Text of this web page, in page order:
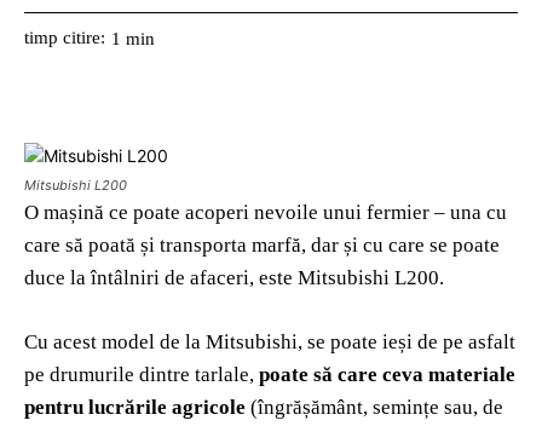
timp citire: 1 min
Mitsubishi L200
O mașină ce poate acoperi nevoile unui fermier – una cu
care să poată și transporta marfă, dar și cu care se poate
duce la întâlniri de afaceri, este Mitsubishi L200.
Cu acest model de la Mitsubishi, se poate ieși de pe asfalt
pe drumurile dintre tarlale, poate să care ceva materiale
pentru lucrările agricole (îngrășământ, semințe sau, de